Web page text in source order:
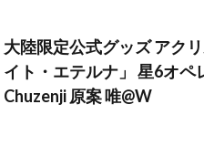
大陸限定公式グッズ アク
イト・エテルナ」 星6オペ
Chuzenji 原案 唯@W